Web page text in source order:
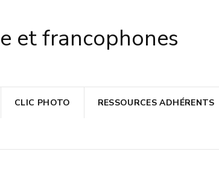
et francophones
CLIC PHOTO RESSOURCES ADHÉRENTS